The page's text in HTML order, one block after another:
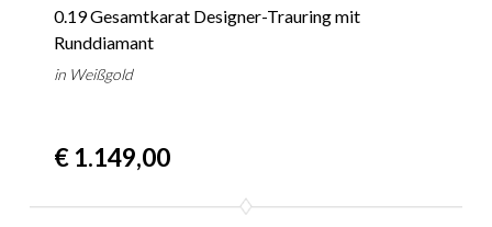
0.19 Gesamtkarat Designer-Trauring mit
Runddiamant
in Weißgold
€ 1.149,00